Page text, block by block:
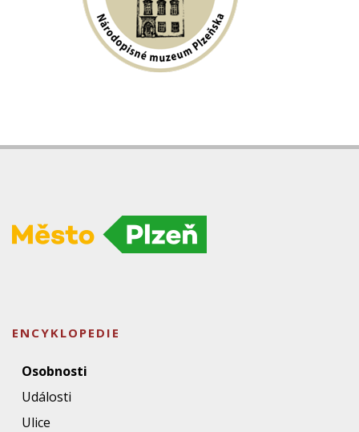
ENCYKLOPEDIE
Osobnosti
Události
Ulice